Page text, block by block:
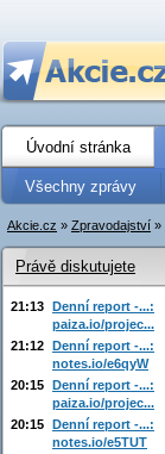
Úvodní stránka
Všechny zprávy
Akcie.cz » Zpravodajství »
Právě diskutujete
21:13 Denní report -...:
paiza.io/projec...
21:12 Denní report -...:
notes.io/e6qyW
20:15 Denní report -...:
paiza.io/projec...
20:15 Denní report -...:
notes.io/e5TUT